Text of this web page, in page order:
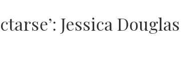
Jessica Douglas